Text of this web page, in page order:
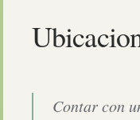
Contar con